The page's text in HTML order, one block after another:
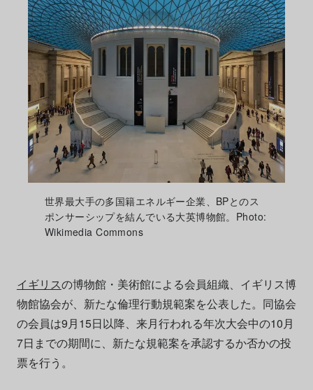
世界最大手の多国籍エネルギー企業、BPとのス
ポンサーシップを結んでいる大英博物館。Photo:
Wikimedia Commons
イギリスの博物館・美術館による会員組織、イギリス博
物館協会が、新たな倫理行動規範案を公表した。同協会
の会員は9月15日以降、来月行われる年次大会中の10月
7日までの期間に、新たな規範案を承認するか否かの投
票を行う。